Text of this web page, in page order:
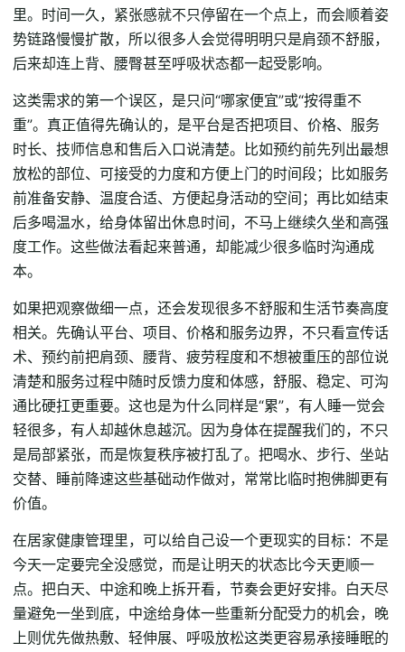
里。时间一久，紧张感就不只停留在一个点上，而会顺着姿
势链路慢慢扩散，所以很多人会觉得明明只是肩颈不舒服，
后来却连上背、腰臀甚至呼吸状态都一起受影响。
这类需求的第一个误区，是只问“哪家便宜”或“按得重不
重”。真正值得先确认的，是平台是否把项目、价格、服务
时长、技师信息和售后入口说清楚。比如预约前先列出最想
放松的部位、可接受的力度和方便上门的时间段；比如服务
前准备安静、温度合适、方便起身活动的空间；再比如结束
后多喝温水，给身体留出休息时间，不马上继续久坐和高强
度工作。这些做法看起来普通，却能减少很多临时沟通成
本。
如果把观察做细一点，还会发现很多不舒服和生活节奏高度
相关。先确认平台、项目、价格和服务边界，不只看宣传话
术、预约前把肩颈、腰背、疲劳程度和不想被重压的部位说
清楚和服务过程中随时反馈力度和体感，舒服、稳定、可沟
通比硬扛更重要。这也是为什么同样是“累”，有人睡一觉会
轻很多，有人却越休息越沉。因为身体在提醒我们的，不只
是局部紧张，而是恢复秩序被打乱了。把喝水、步行、坐站
交替、睡前降速这些基础动作做对，常常比临时抱佛脚更有
价值。
在居家健康管理里，可以给自己设一个更现实的目标：不是
今天一定要完全没感觉，而是让明天的状态比今天更顺一
点。把白天、中途和晚上拆开看，节奏会更好安排。白天尽
量避免一坐到底，中途给身体一些重新分配受力的机会，晚
上则优先做热敷、轻伸展、呼吸放松这类更容易承接睡眠的